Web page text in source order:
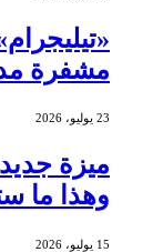
مشفرة
23 يوليو، 2026
ميزة
وهذا ما
15 يوليو، 2026